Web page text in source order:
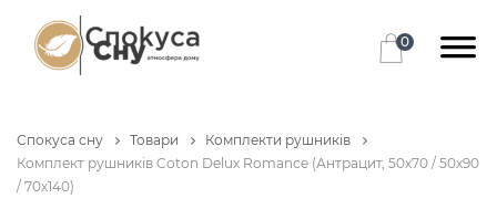
0
Спокуса сну Товари
Комплекти рушників
Комплект рушників Coton Delux Romance (Антрацит, 50х70 / 50х90
/ 70х140)